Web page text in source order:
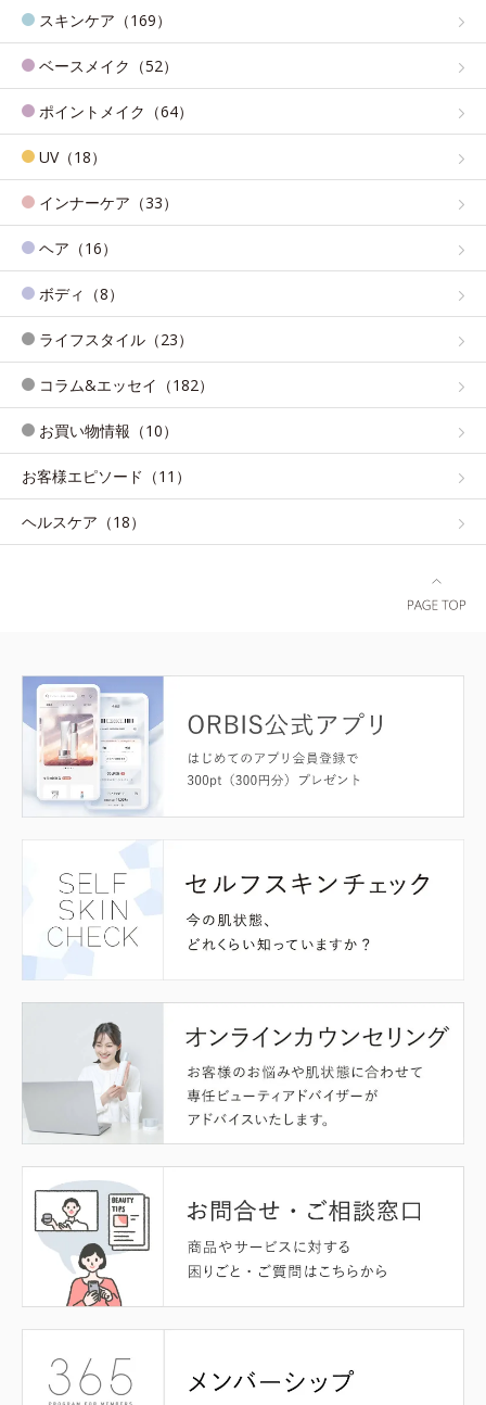
スキンケア（169）
ベースメイク（52）
ポイントメイク（64）
UV（18）
インナーケア（33）
ヘア（16）
ボディ（8）
ライフスタイル（23）
コラム&エッセイ（182）
お買い物情報（10）
お客様エピソード（11）
ヘルスケア（18）